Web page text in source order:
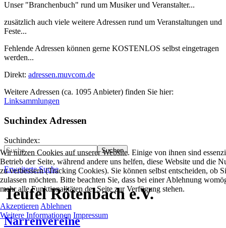
Unser "Branchenbuch" rund um Musiker und Veranstalter...
zusätzlich auch viele weitere Adressen rund um Veranstaltungen und
Feste...
Fehlende Adressen können gerne KOSTENLOS selbst eingetragen
werden...
Direkt: adressen.muvcom.de
Weitere Adressen (ca. 1095 Anbieter) finden Sie hier:
Linksammlungen
Suchindex Adressen
Suchindex:
Suchen
Erweiterte Suche
Teufel Rötenbach e.V.
Narrenvereine
Wir nutzen Cookies auf unserer Website. Einige von ihnen sind
Betrieb der Seite, während andere uns helfen, diese Website und die
zu verbessern (Tracking Cookies). Sie können selbst entscheiden, ob
zulassen möchten. Bitte beachten Sie, dass bei einer Ablehnung
mehr alle Funktionalitäten der Seite zur Verfügung stehen.
Akzeptieren Ablehnen
Weitere Informationen Impressum